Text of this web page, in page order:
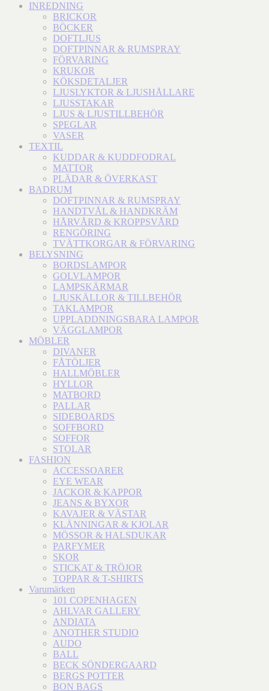
INREDNING
BRICKOR
BÖCKER
DOFTLJUS
DOFTPINNAR & RUMSPRAY
FÖRVARING
KRUKOR
KÖKSDETALJER
LJUSLYKTOR & LJUSHÅLLARE
LJUSSTAKAR
LJUS & LJUSTILLBEHÖR
SPEGLAR
VASER
TEXTIL
KUDDAR & KUDDFODRAL
MATTOR
PLÄDAR & ÖVERKAST
BADRUM
DOFTPINNAR & RUMSPRAY
HANDTVÅL & HANDKRÄM
HÅRVÅRD & KROPPSVÅRD
RENGÖRING
TVÄTTKORGAR & FÖRVARING
BELYSNING
BORDSLAMPOR
GOLVLAMPOR
LAMPSKÄRMAR
LJUSKÄLLOR & TILLBEHÖR
TAKLAMPOR
UPPLADDNINGSBARA LAMPOR
VÄGGLAMPOR
MÖBLER
DIVANER
FÅTÖLJER
HALLMÖBLER
HYLLOR
MATBORD
PALLAR
SIDEBOARDS
SOFFBORD
SOFFOR
STOLAR
FASHION
ACCESSOARER
EYE WEAR
JACKOR & KAPPOR
JEANS & BYXOR
KAVAJER & VÄSTAR
KLÄNNINGAR & KJOLAR
MÖSSOR & HALSDUKAR
PARFYMER
SKOR
STICKAT & TRÖJOR
TOPPAR & T-SHIRTS
Varumärken
101 COPENHAGEN
AHLVAR GALLERY
ANDIATA
ANOTHER STUDIO
AUDO
BALL
BECK SÖNDERGAARD
BERGS POTTER
BON BAGS